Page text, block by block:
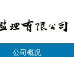
公司概况